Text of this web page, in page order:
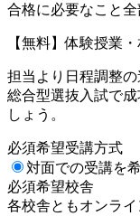
合格に必要なこと
【無料】体験授業
担当より日程調整の
総合型選抜入試で
しょう。
必須希望受講方式
対面での受講を
必須希望校舎
各校舎ともオンライ